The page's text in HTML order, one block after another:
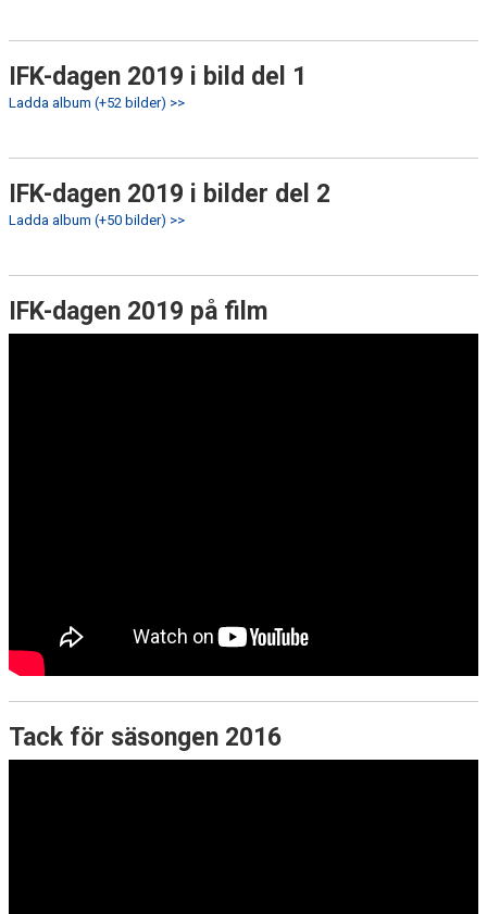
IFK-dagen 2019 i bild del 1
Ladda album (+52 bilder) >>
IFK-dagen 2019 i bilder del 2
Ladda album (+50 bilder) >>
IFK-dagen 2019 på film
Tack för säsongen 2016